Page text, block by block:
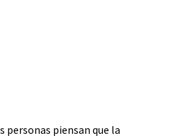
personas piensan que la